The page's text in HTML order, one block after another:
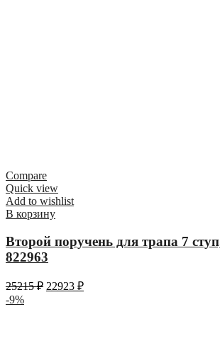
Compare
Quick view
Add to wishlist
В корзину
Второй поручень для трапа 7
822963
25215₽ 22923 ₽
-9%